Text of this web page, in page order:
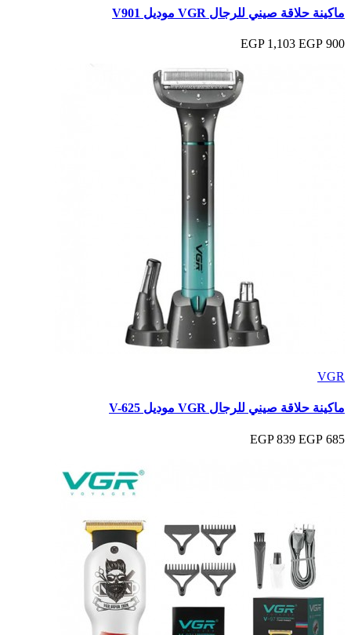
ماكينة حلاقة صيني للرجال VGR موديل V901
900 EGP
1,103 EGP
VGR
ماكينة حلاقة صيني للرجال VGR موديل V-625
685 EGP
839 EGP